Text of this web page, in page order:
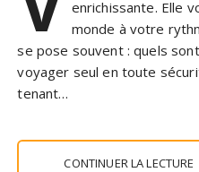
enrichissante. Elle
monde à votre
se pose souvent : quels
voyager seul en toute
tenant…
CONTINUER LA LECTURE